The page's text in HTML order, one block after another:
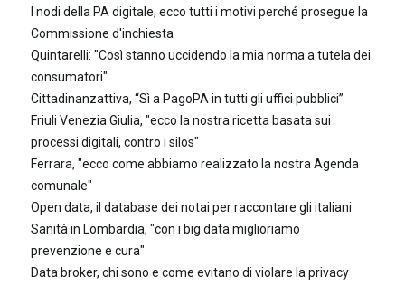
I nodi della PA digitale, ecco tutti i motivi perché prosegue la
Commissione d'inchiesta
Quintarelli: "Così stanno uccidendo la mia norma a tutela dei
consumatori"
Cittadinanzattiva, “Sì a PagoPA in tutti gli uffici pubblici”
Friuli Venezia Giulia, "ecco la nostra ricetta basata sui
processi digitali, contro i silos"
Ferrara, "ecco come abbiamo realizzato la nostra Agenda
comunale"
Open data, il database dei notai per raccontare gli italiani
Sanità in Lombardia, "con i big data miglioriamo
prevenzione e cura"
Data broker, chi sono e come evitano di violare la privacy